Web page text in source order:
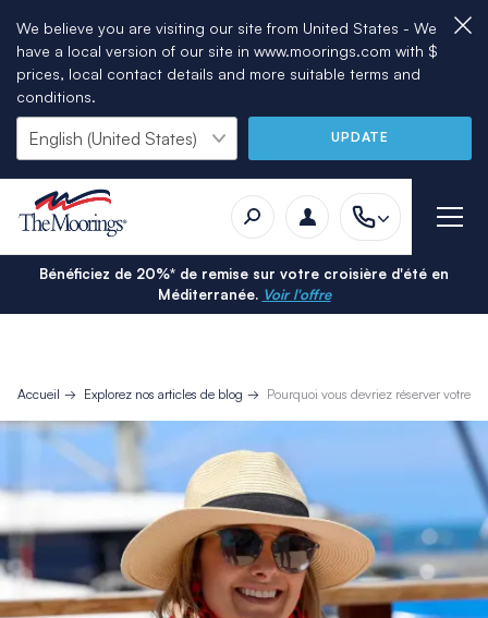
We believe you are visiting our site from United States - We
have a local version of our site in www.moorings.com with $
prices, local contact details and more suitable terms and
conditions.
UPDATE
Bénéficiez de 20%* de remise sur votre croisière d'été en
Méditerranée. Voir l'offre
Accueil Explorez nos articles de blog Pourquoi vous devriez réserver votre